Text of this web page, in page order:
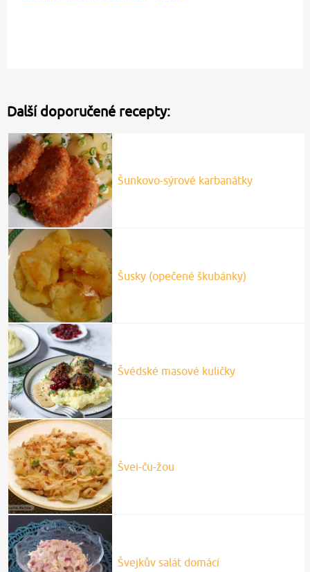
Další doporučené recepty:
Šunkovo-sýrové karbanátky
Šusky (opečené škubánky)
Švédské masové kuličky
Švei-ču-žou
Švejkův salát domácí